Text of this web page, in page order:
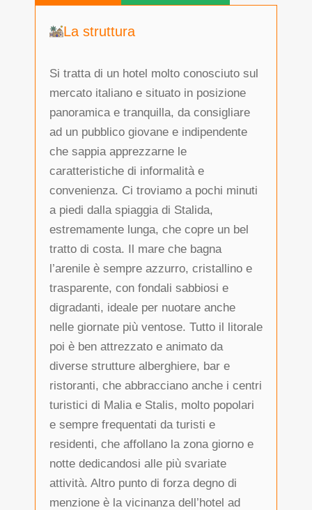
La struttura
Si tratta di un hotel molto conosciuto sul
mercato italiano e situato in posizione
panoramica e tranquilla, da consigliare
ad un pubblico giovane e indipendente
che sappia apprezzarne le
caratteristiche di informalità e
convenienza. Ci troviamo a pochi minuti
a piedi dalla spiaggia di Stalida,
estremamente lunga, che copre un bel
tratto di costa. Il mare che bagna
l’arenile è sempre azzurro, cristallino e
trasparente, con fondali sabbiosi e
digradanti, ideale per nuotare anche
nelle giornate più ventose. Tutto il litorale
poi è ben attrezzato e animato da
diverse strutture alberghiere, bar e
ristoranti, che abbracciano anche i centri
turistici di Malia e Stalis, molto popolari
e sempre frequentati da turisti e
residenti, che affollano la zona giorno e
notte dedicandosi alle più svariate
attività. Altro punto di forza degno di
menzione è la vicinanza dell’hotel ad